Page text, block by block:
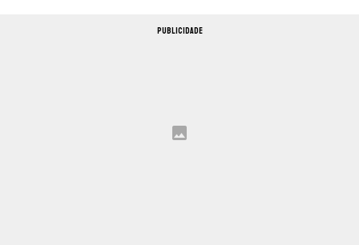
PUBLICIDADE